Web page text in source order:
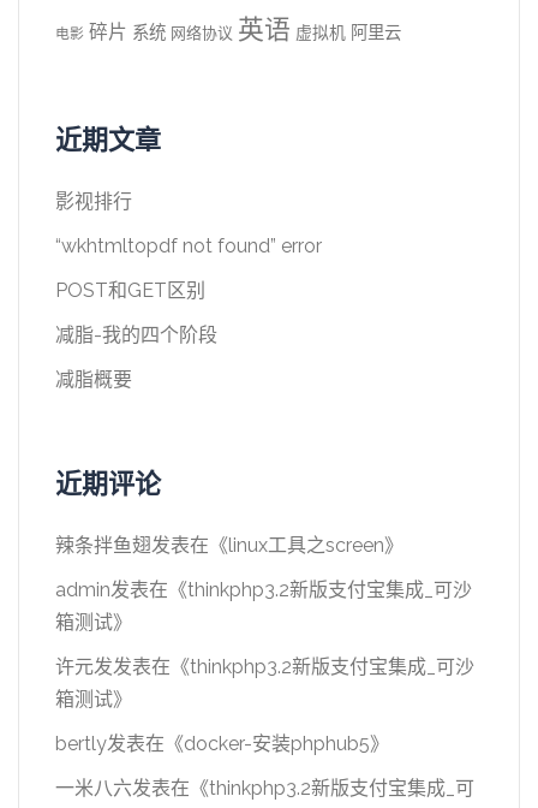
电影 碎片 系统 网络协议 英语 虚拟机 阿里云
近期文章
影视排行
“wkhtmltopdf not found” error
POST和GET区别
减脂-我的四个阶段
减脂概要
近期评论
辣条拌鱼翅发表在《linux工具之screen》
admin发表在《thinkphp3.2新版支付宝集成_可沙
箱测试》
许元发发表在《thinkphp3.2新版支付宝集成_可沙
箱测试》
bertly发表在《docker-安装phphub5》
一米八六发表在《thinkphp3.2新版支付宝集成_可